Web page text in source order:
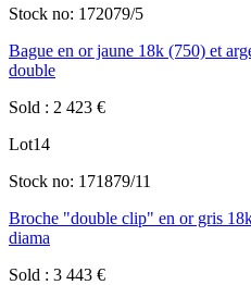
Stock no: 172079/5
Bague en or jaune 18k (750) et
double
Sold : 2 423 €
Lot14
Stock no: 171879/11
Broche "double clip" en or gris
diama
Sold : 3 443 €